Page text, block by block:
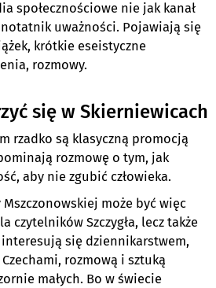
społecznościowe nie jak kanał
uważności. Pojawiają się
krótkie eseistyczne
rozmowy.
się w Skierniewicach
rzadko są klasyczną promocją
rozmowę o tym, jak
aby nie zgubić człowieka.
może być więc
czytelników Szczygła, lecz także
się dziennikarstwem,
rozmową i sztuką
małych. Bo w świecie